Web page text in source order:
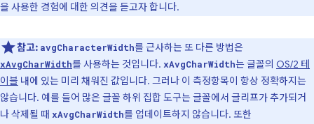
을 사용한 경험에 대한 의견을 듣고자 합니다.
참고: avgCharacterWidth를 근사하는 또 다른 방법은
xAvgCharWidth를 사용하는 것입니다. xAvgCharWidth는 글꼴의 OS/2 테
이블 내에 있는 미리 채워진 값입니다. 그러나 이 측정항목이 항상 정확하지는
않습니다. 예를 들어 많은 글꼴 하위 집합 도구는 글꼴에서 글리프가 추가되거
나 삭제될 때 xAvgCharWidth를 업데이트하지 않습니다. 또한